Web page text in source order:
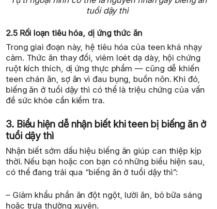
tuổi dậy thì
2.5 Rối loạn tiêu hóa, dị ứng thức ăn
Trong giai đoạn này, hệ tiêu hóa của teen khá nhạy
cảm. Thức ăn thay đổi, viêm loét dạ dày, hội chứng
ruột kích thích, dị ứng thực phẩm — cũng dễ khiến
teen chán ăn, sợ ăn vì đau bụng, buồn nôn. Khi đó,
biếng ăn ở tuổi dậy thì có thể là triệu chứng của vấn
đề sức khỏe cần kiểm tra.
3. Biểu hiện dễ nhận biết khi teen bị biếng ăn ở
tuổi dậy thì
Nhận biết sớm dấu hiệu biếng ăn giúp can thiệp kịp
thời. Nếu bạn hoặc con bạn có những biểu hiện sau,
có thể đang trải qua “biếng ăn ở tuổi dậy thì”:
– Giảm khẩu phần ăn đột ngột, lười ăn, bỏ bữa sáng
hoặc trưa thường xuyên.